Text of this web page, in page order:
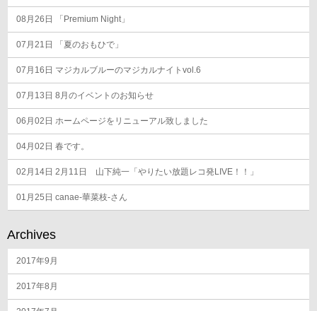
08月26日 「Premium Night」
07月21日 「夏のおもひで」
07月16日 マジカルブルーのマジカルナイトvol.6
07月13日 8月のイベントのお知らせ
06月02日 ホームページをリニューアル致しました
04月02日 春です。
02月14日 2月11日 山下純一「やりたい放題レコ発LIVE！！」
01月25日 canae-華菜枝-さん
Archives
2017年9月
2017年8月